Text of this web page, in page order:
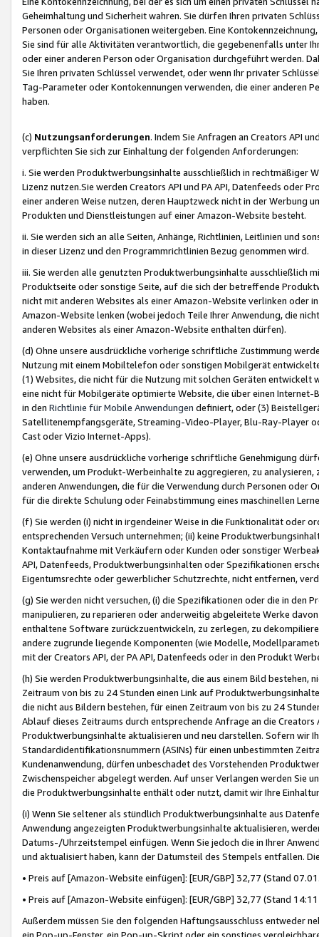
Geheimhaltung und Sicherheit wahren. Sie dürfen Ihren privaten
Personen oder Organisationen weitergeben. Eine
Sie sind für alle Aktivitäten verantwortlich, die gegebenenfalls unter
oder einer anderen Person oder Organisation durchgeführt werden.
Sie Ihren privaten Schlüssel verwendet, oder wenn Ihr privater
Tag-Parameter oder Kontokennungen verwenden, die einer anderen
haben.
(c) Nutzungsanforderungen. Indem Sie Anfragen an Creators API
verpflichten Sie sich zur Einhaltung der folgenden Anforderungen:
i. Sie werden Produktwerbungsinhalte ausschließlich in rechtmäßiger
Lizenz nutzen.Sie werden Creators API und PA API, Datenfeeds oder
einer anderen Weise nutzen, deren Hauptzweck nicht in der Werbung
Produkten und Dienstleistungen auf einer Amazon-Website besteht.
ii. Sie werden sich an alle Seiten, Anhänge, Richtlinien, Leitlinien und
in dieser Lizenz und den Programmrichtlinien Bezug genommen wird.
iii. Sie werden alle genutzten Produktwerbungsinhalte ausschließlich
Produktseite oder sonstige Seite, auf die sich der betreffende
nicht mit anderen Websites als einer Amazon-Website verlinken oder
Amazon-Website lenken (wobei jedoch Teile Ihrer Anwendung, die
anderen Websites als einer Amazon-Website enthalten dürfen).
(d) Ohne unsere ausdrückliche vorherige schriftliche Zustimmung
Nutzung mit einem Mobiltelefon oder sonstigen Mobilgerät
(1) Websites, die nicht für die Nutzung mit solchen Geräten
eine nicht für Mobilgeräte optimierte Website, die über einen
in den Richtlinie für Mobile Anwendungen definiert, oder (3)
Satellitenempfangsgeräte, Streaming-Video-Player, Blu-Ray-Player
Cast oder Vizio Internet-Apps).
(e) Ohne unsere ausdrückliche vorherige schriftliche Genehmigung
verwenden, um Produkt-Werbeinhalte zu aggregieren, zu
anderen Anwendungen, die für die Verwendung durch Personen
für die direkte Schulung oder Feinabstimmung eines maschinellen
(f) Sie werden (i) nicht in irgendeiner Weise in die Funktionalität oder
entsprechenden Versuch unternehmen; (ii) keine
Kontaktaufnahme mit Verkäufern oder Kunden oder sonstiger
API, Datenfeeds, Produktwerbungsinhalten oder Spezifikationen
Eigentumsrechte oder gewerblicher Schutzrechte, nicht entfernen,
(g) Sie werden nicht versuchen, (i) die Spezifikationen oder die in
manipulieren, zu reparieren oder anderweitig abgeleitete Werke
enthaltene Software zurückzuentwickeln, zu zerlegen, zu
andere zugrunde liegende Komponenten (wie Modelle,
mit der Creators API, der PA API, Datenfeeds oder in den Produkt
(h) Sie werden Produktwerbungsinhalte, die aus einem Bild bestehen,
Zeitraum von bis zu 24 Stunden einen Link auf
die nicht aus Bildern bestehen, für einen Zeitraum von bis zu 24
Ablauf dieses Zeitraums durch entsprechende Anfrage an die
Produktwerbungsinhalte aktualisieren und neu darstellen. Sofern wir
Standardidentifikationsnummern (ASINs) für einen unbestimmten
Kundenanwendung, dürfen unbeschadet des Vorstehenden
Zwischenspeicher abgelegt werden. Auf unser Verlangen werden Sie
die Produktwerbungsinhalte enthält oder nutzt, damit wir Ihre
(i) Wenn Sie seltener als stündlich Produktwerbungsinhalte aus
Anwendung angezeigten Produktwerbungsinhalte aktualisieren,
Datums-/Uhrzeitstempel einfügen. Wenn Sie jedoch die in Ihrer
und aktualisiert haben, kann der Datumsteil des Stempels entfallen.
• Preis auf [Amazon-Website einfügen]: [EUR/GBP] 32,77 (Stand
• Preis auf [Amazon-Website einfügen]: [EUR/GBP] 32,77 (Stand
Außerdem müssen Sie den folgenden Haftungsausschluss entweder
ein Pop-up-Fenster, ein Pop-up-Skript oder ein sonstiges